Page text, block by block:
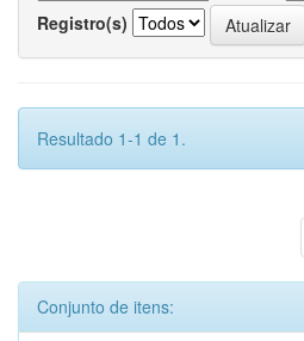
Registro(s)
Resultado 1-1 de 1.
Conjunto de itens: